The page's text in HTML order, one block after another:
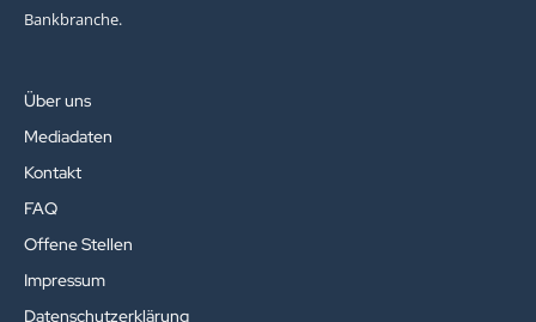
Bankbranche.
Über uns
Mediadaten
Kontakt
FAQ
Offene Stellen
Impressum
Datenschutzerklärung